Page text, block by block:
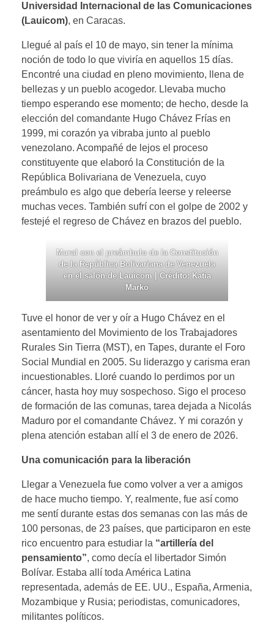
Universidad Internacional de las Comunicaciones
(Lauicom), en Caracas.
Llegué al país el 10 de mayo, sin tener la mínima
noción de todo lo que viviría en aquellos 15 días.
Encontré una ciudad en pleno movimiento, llena de
bellezas y un pueblo acogedor. Llevaba mucho
tiempo esperando ese momento; de hecho, desde la
elección del comandante Hugo Chávez Frías en
1999, mi corazón ya vibraba junto al pueblo
venezolano. Acompañé de lejos el proceso
constituyente que elaboró la Constitución de la
República Bolivariana de Venezuela, cuyo
preámbulo es algo que debería leerse y releerse
muchas veces. También sufrí con el golpe de 2002 y
festejé el regreso de Chávez en brazos del pueblo.
Mural con el preámbulo de la Constitución
de la República Bolivariana de Venezuela
en el salón de Lauicom | Crédito: Katia
Marko
Tuve el honor de ver y oír a Hugo Chávez en el
asentamiento del Movimiento de los Trabajadores
Rurales Sin Tierra (MST), en Tapes, durante el Foro
Social Mundial en 2005. Su liderazgo y carisma eran
incuestionables. Lloré cuando lo perdimos por un
cáncer, hasta hoy muy sospechoso. Sigo el proceso
de formación de las comunas, tarea dejada a Nicolás
Maduro por el comandante Chávez. Y mi corazón y
plena atención estaban allí el 3 de enero de 2026.
Una comunicación para la liberación
Llegar a Venezuela fue como volver a ver a amigos
de hace mucho tiempo. Y, realmente, fue así como
me sentí durante estas dos semanas con las más de
100 personas, de 23 países, que participaron en este
rico encuentro para estudiar la “artillería del
pensamiento”, como decía el libertador Simón
Bolívar. Estaba allí toda América Latina
representada, además de EE. UU., España, Armenia,
Mozambique y Rusia; periodistas, comunicadores,
militantes políticos.